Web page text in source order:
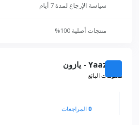
سياسة الإرجاع لمدة 7 أيام
منتجات أصلية 100%
Yaazoon - يازون
معلومات البائع
0 المراجعات